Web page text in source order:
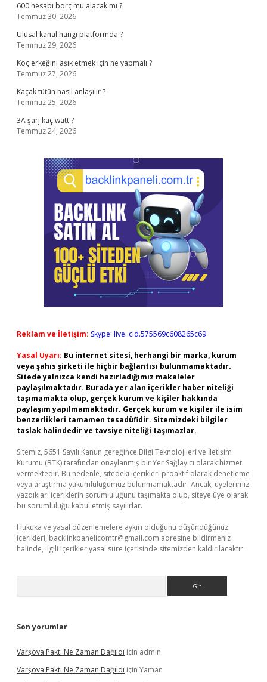
600 hesabı borç mu alacak mı ?
Temmuz 30, 2026
Ulusal kanal hangi platformda ?
Temmuz 29, 2026
Koç erkeğini aşık etmek için ne yapmalı ?
Temmuz 27, 2026
Kaçak tütün nasıl anlaşılır ?
Temmuz 25, 2026
3A şarj kaç watt ?
Temmuz 24, 2026
Reklam ve İletişim: Skype: live:.cid.575569c608265c69
Yasal Uyarı: Bu internet sitesi, herhangi bir marka, kurum
veya şahıs şirketi ile hiçbir bağlantısı bulunmamaktadır.
Sitede yalnızca kendi hazırladığımız makaleler
paylaşılmaktadır. Burada yer alan içerikler haber niteliği
taşımamakta olup, gerçek kurum ve kişiler hakkında
paylaşım yapılmamaktadır. Gerçek kurum ve kişiler ile isim
benzerlikleri tamamen tesadüfidir. Sitemizdeki bilgiler
taslak halindedir ve tavsiye niteliği taşımazlar.
Sitemiz, 5651 Sayılı Kanun gereğince Bilgi Teknolojileri ve İletişim
Kurumu (BTK) tarafından onaylanmış bir Yer Sağlayıcı olarak hizmet
vermektedir. Bu nedenle, sitedeki içerikleri proaktif olarak denetleme
veya araştırma yükümlülüğümüz bulunmamaktadır. Ancak, üyelerimiz
yazdıkları içeriklerin sorumluluğunu taşımakta olup, siteye üye olarak
bu sorumluluğu kabul etmiş sayılırlar.
Hukuka ve yasal düzenlemelere aykırı olduğunu düşündüğünüz
içerikleri, backlinkpanelicomtr@gmail.com adresine bildirmeniz
halinde, ilgili içerikler yasal süre içerisinde sitemizden kaldırılacaktır.
Son yorumlar
Varşova Paktı Ne Zaman Dağıldı için admin
Varşova Paktı Ne Zaman Dağıldı için Yaman